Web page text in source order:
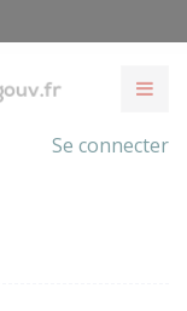
Se connecter